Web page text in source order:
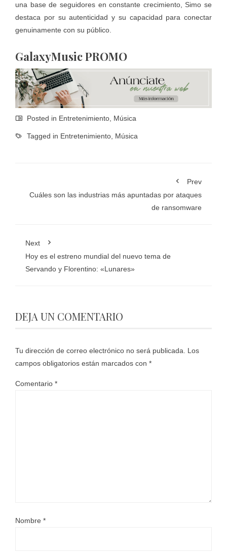
una base de seguidores en constante crecimiento, Simo se
destaca por su autenticidad y su capacidad para conectar
genuinamente con su público.
GalaxyMusic PROMO
Posted in Entretenimiento Música
Tagged in Entretenimiento Música
Prev
Cuáles son las industrias más apuntadas por ataques
de ransomware
Next
Hoy es el estreno mundial del nuevo tema de
Servando y Florentino: «Lunares»
DEJA UN COMENTARIO
Tu dirección de correo electrónico no será publicada.
Los
campos obligatorios están marcados con *
Comentario *
Nombre *